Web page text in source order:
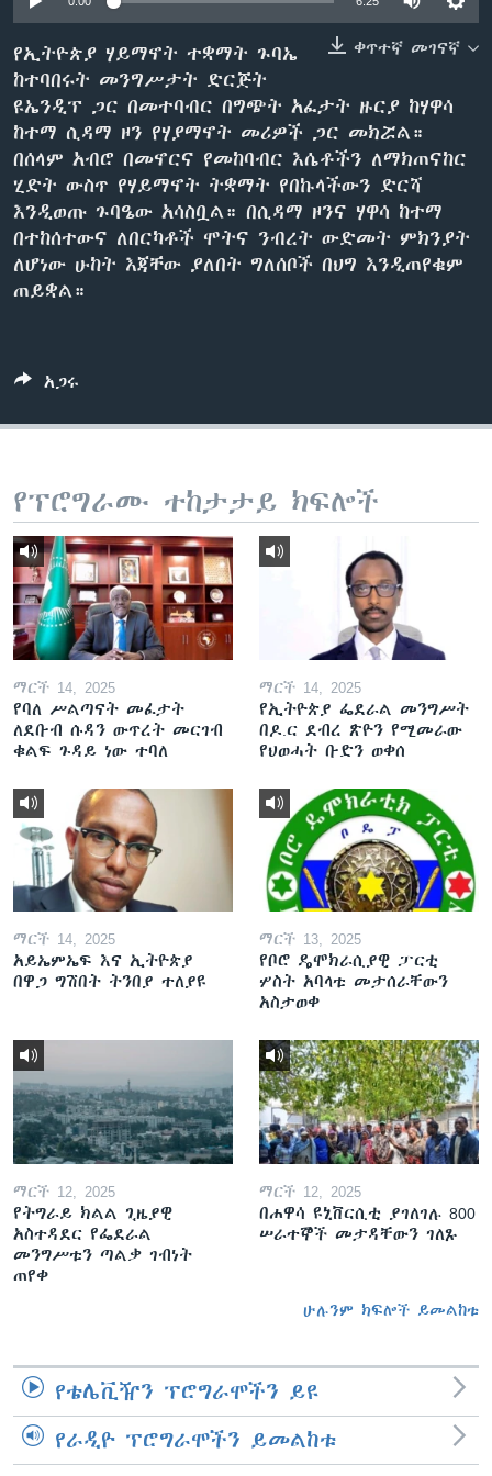
ቋንቋዎች
ቀጥተኛ መገናኛ
የኢትዮጵያ ሃይማኖት ተቋማት ጉባኤ
ከተባበሩት መንግሥታት ድርጅት
ዩኤንዲፕ ጋር በመተባብር በግጭት አፈታት ዙርያ ከሃዋሳ
ከተማ ሲዳማ ዞን የሃያማኖት መሪዎች ጋር መክሯል።
በሰላም አብሮ በመኖርና የመከባብር እሴቶችን ለማክጠናከር
ሂድት ውስጥ የሃይማኖት ትቋማት የበኩላችውን ድርሻ
እንዲወጡ ጉባዔው አሳስቧል። በሲዳማ ዞንና ሃዋሳ ከተማ
በተከሰተውና ለበርካቶች ሞትና ንብረት ውድመት ምክንያት
ለሆነው ሁከት እጃቸው ያለበት ግለሰቦች በህግ እንዲጠየቁም
ጠይቋል።
አጋሩ
የፕሮግራሙ ተከታታይ ክፍሎች
ማርች 14, 2025
የባለ ሥልጣናት መፈታት
ለደቡብ ሱዳን ውጥረት መርገብ
ቁልፍ ጉዳይ ነው ተባለ
ማርች 14, 2025
የኢትዮጵያ ፌደራል መንግሥት
በዶ.ር ደብረ ጽዮን የሚመራው
የህወሓት ቡድን ወቀሰ
ማርች 14, 2025
አይኤምኤፍ እና ኢትዮጵያ
በዋጋ ግሽበት ትንበያ ተለያዩ
ማርች 13, 2025
የቦሮ ዴሞክራሲያዊ ፓርቲ
ሦስት አባላቱ መታሰራቸውን
አስታወቀ
ማርች 12, 2025
የትግራይ ክልል ጊዜያዊ
አስተዳደር የፌደራል
መንግሥቱን ጣልቃ ገብነት
ጠየቀ
ማርች 12, 2025
በሐዋሳ ዩኒቨርሲቲ ያገለገሉ 800
ሠራተኞች መታዳቸውን ገለጹ
ሁሉንም ክፍሎች ይመልከቱ
የቴሌቪዥን ፕሮግራሞችን ይዩ
የራዲዮ ፕሮግራሞችን ይመልከቱ